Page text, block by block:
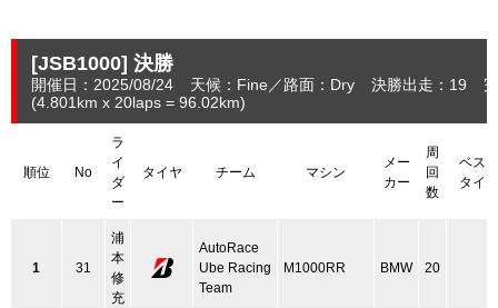
[JSB1000] 決勝
開催日：2025/08/24 天候：Fine 路面：Dry 決勝出走：19
(4.801km x 20laps = 96.02km)
順位 No
ラ
イ
ダ
ー
タイヤ チーム マシン
メー
カー
周
回
数
ベスト
タイム
1 31
浦
本
修
充
AutoRace
Ube Racing
Team
M1000RR BMW 20